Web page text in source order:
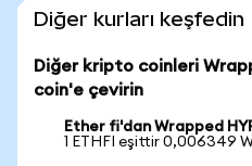
Diğer kurları keşfedin
Diğer kripto coinleri
coin'e çevirin
Ether fi'dan Wrapped
1 ETHFI eşittir 0,006349